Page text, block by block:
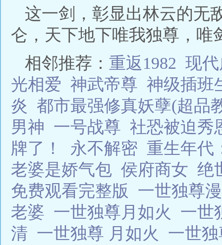
这一剑，彰显出林云的无
仑，天下地下唯我独尊，唯
相邻推荐： 重返1982 现
光相爱 神武帝尊 神级插班
炎 都市最强修真妖孽(超品
男神 一号战尊 社恐被迫秀
牌了！
永不解密 重生年代
老婆是娇气包 侯府商女 绝
免费观看完整版 一世独尊
老婆 一世独尊月如火 一世
清 一世独尊 月如火 一世